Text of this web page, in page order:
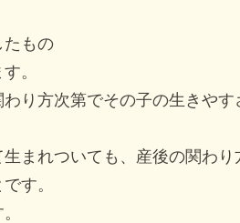
たもの
。
り方次第でその子の生きや
まれついても、産後の関わ
す。